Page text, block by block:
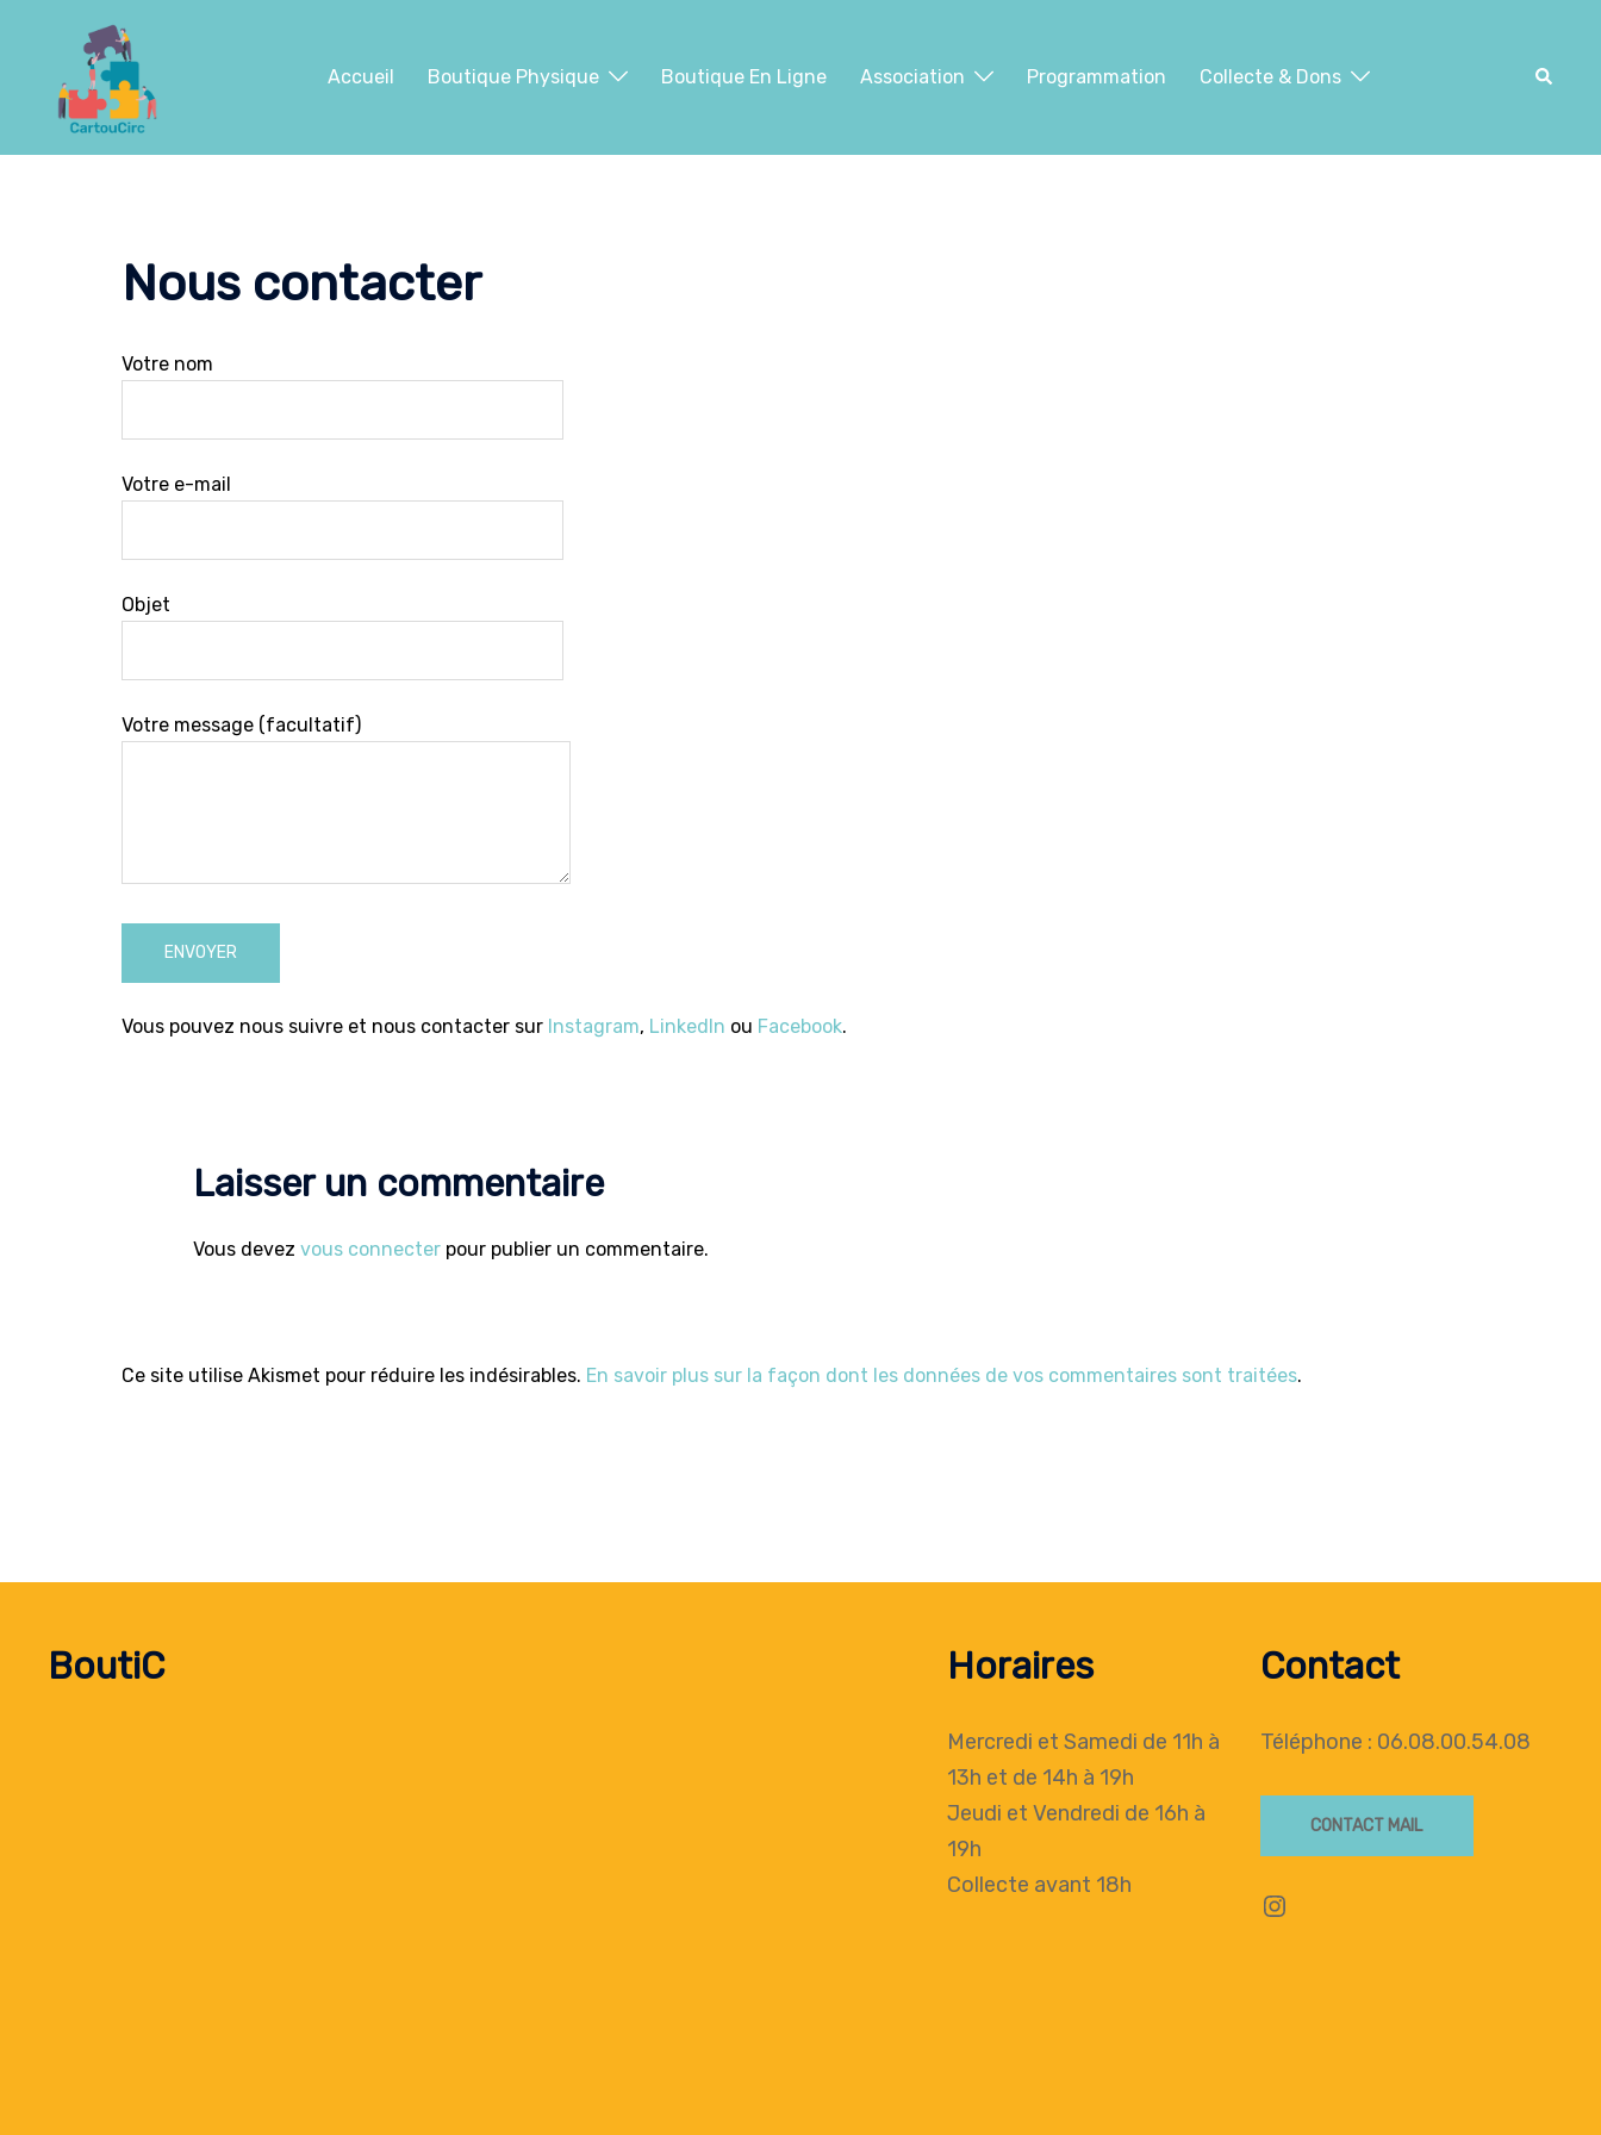
Accueil Boutique Physique Boutique En Ligne Association Programmation Collecte & Dons
Nous contacter
Votre nom
Votre e-mail
Objet
Votre message (facultatif)
Vous pouvez nous suivre et nous contacter sur Instagram, LinkedIn ou Facebook.
Laisser un commentaire
Vous devez vous connecter pour publier un commentaire.
Ce site utilise Akismet pour réduire les indésirables. En savoir plus sur la façon dont les données de vos commentaires sont traitées.
BoutiC Horaires
Mercredi et Samedi de 11h à
13h et de 14h à 19h
Jeudi et Vendredi de 16h à
19h
Collecte avant 18h
Contact
Téléphone : 06.08.00.54.08
CONTACT MAIL
Instagram